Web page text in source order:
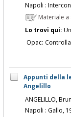
Napoli :
Materiale a
Lo trovi qui:
Opac:
Appunti della
Angelillo
ANGELILLO,
Napoli : Gallo,